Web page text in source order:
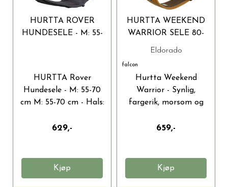
HURTTA ROVER
HUNDESELE - M: 55-
HURTTA Rover
Hundesele - M: 55-70
cm M: 55-70 cm - Hals:
629,-
Kjøp
HURTTA WEEKEND
WARRIOR SELE 80-
100 CM, ØRKEN
Eldorado
falcon
Hurtta Weekend
Warrior - Synlig,
fargerik, morsom og
659,-
Kjøp